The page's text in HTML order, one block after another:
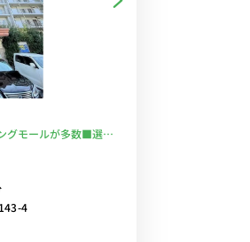
グモールが多数■選べ
4